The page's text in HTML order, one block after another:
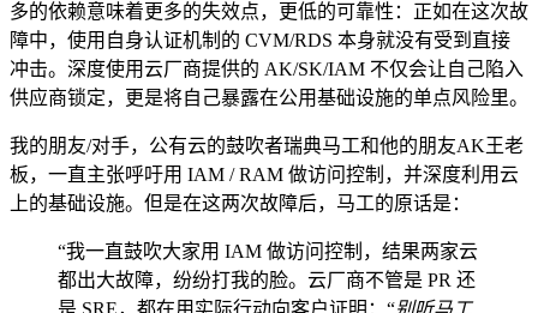
多的依赖意味着更多的失效点，更低的可靠性：正如在这次故
障中，使用自身认证机制的 CVM/RDS 本身就没有受到直接
冲击。深度使用云厂商提供的 AK/SK/IAM 不仅会让自己陷入
供应商锁定，更是将自己暴露在公用基础设施的单点风险里。
我的朋友/对手，公有云的鼓吹者瑞典马工和他的朋友AK王老
板，一直主张呼吁用 IAM / RAM 做访问控制，并深度利用云
上的基础设施。但是在这两次故障后，马工的原话是：
“我一直鼓吹大家用 IAM 做访问控制，结果两家云
都出大故障，纷纷打我的脸。云厂商不管是 PR 还
是 SRE，都在用实际行动向客户证明：“别听马工